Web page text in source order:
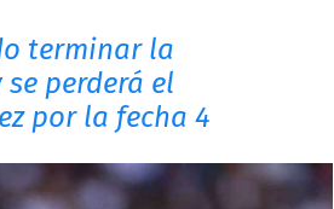
terminar la
perderá el
por la fecha 4